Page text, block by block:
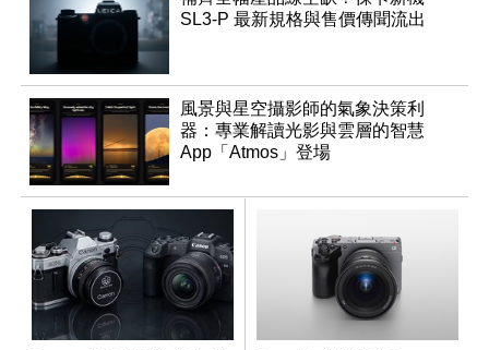
SL3-P 最新規格與售價傳聞流出
風景與星空攝影師的氣象決策利
器：專業解讀光影與雲層的智慧
App「Atmos」登場